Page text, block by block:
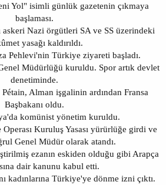
Yol" isimli günlük gazetenin çıkmaya
başlaması.
askeri Nazi örgütleri SA ve SS üzerindeki
yasağı kaldırıldı.
Pehlevi'nin Türkiye ziyareti başladı.
Müdürlüğü kuruldu. Spor artık devlet
denetiminde.
Alman işgalinin ardından Fransa
Başbakanı oldu.
komünist yönetim kuruldu.
Kuruluş Yasası yürürlüğe girdi ve
Genel Müdür olarak atandı.
ezanın eskiden olduğu gibi Arapça
dair kanunu kabul etti.
kadınlarına Türkiye'ye dönme izni çıktı.